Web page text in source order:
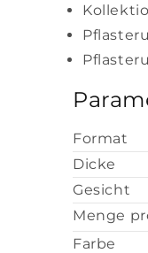
Format
Dicke
Gesicht
Menge
Farbe